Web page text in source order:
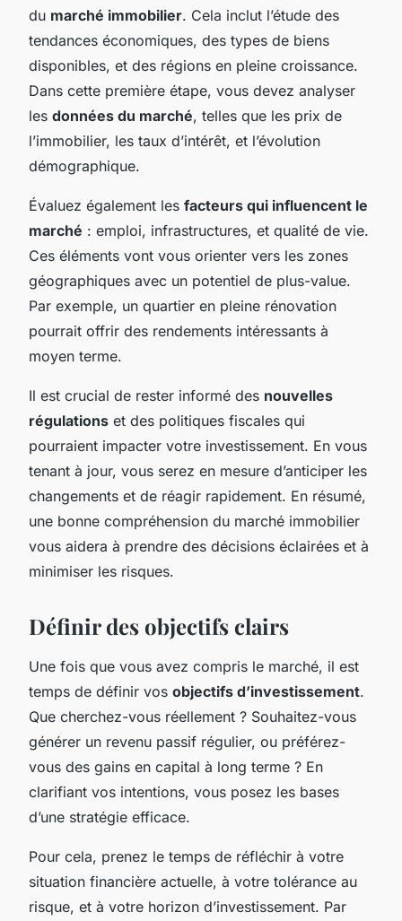
du marché immobilier. Cela inclut l’étude des
tendances économiques, des types de biens
disponibles, et des régions en pleine croissance.
Dans cette première étape, vous devez analyser
les données du marché, telles que les prix de
l’immobilier, les taux d’intérêt, et l’évolution
démographique.
Évaluez également les facteurs qui influencent le
marché : emploi, infrastructures, et qualité de vie.
Ces éléments vont vous orienter vers les zones
géographiques avec un potentiel de plus-value.
Par exemple, un quartier en pleine rénovation
pourrait offrir des rendements intéressants à
moyen terme.
Il est crucial de rester informé des nouvelles
régulations et des politiques fiscales qui
pourraient impacter votre investissement. En vous
tenant à jour, vous serez en mesure d’anticiper les
changements et de réagir rapidement. En résumé,
une bonne compréhension du marché immobilier
vous aidera à prendre des décisions éclairées et à
minimiser les risques.
Définir des objectifs clairs
Une fois que vous avez compris le marché, il est
temps de définir vos objectifs d’investissement.
Que cherchez-vous réellement ? Souhaitez-vous
générer un revenu passif régulier, ou préférez-
vous des gains en capital à long terme ? En
clarifiant vos intentions, vous posez les bases
d’une stratégie efficace.
Pour cela, prenez le temps de réfléchir à votre
situation financière actuelle, à votre tolérance au
risque, et à votre horizon d’investissement. Par